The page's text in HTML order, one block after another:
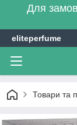
Для
eliteperfume
Товари та